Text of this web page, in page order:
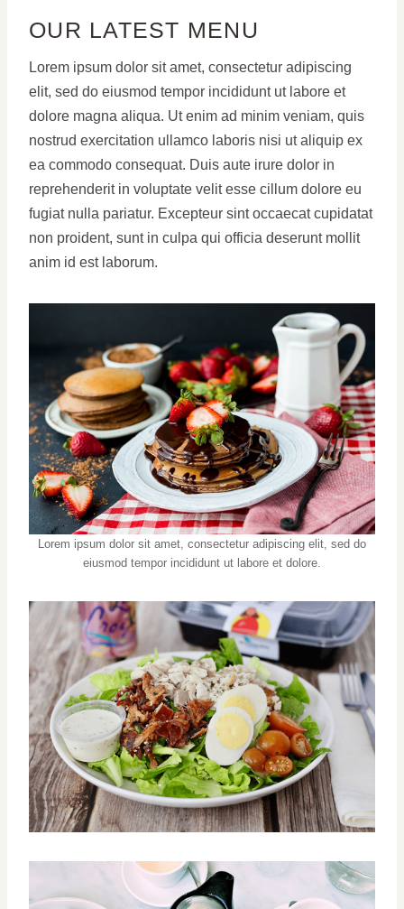
OUR LATEST MENU
Lorem ipsum dolor sit amet, consectetur adipiscing
elit, sed do eiusmod tempor incididunt ut labore et
dolore magna aliqua. Ut enim ad minim veniam, quis
nostrud exercitation ullamco laboris nisi ut aliquip ex
ea commodo consequat. Duis aute irure dolor in
reprehenderit in voluptate velit esse cillum dolore eu
fugiat nulla pariatur. Excepteur sint occaecat cupidatat
non proident, sunt in culpa qui officia deserunt mollit
anim id est laborum.
Lorem ipsum dolor sit amet, consectetur adipiscing elit, sed do
eiusmod tempor incididunt ut labore et dolore.